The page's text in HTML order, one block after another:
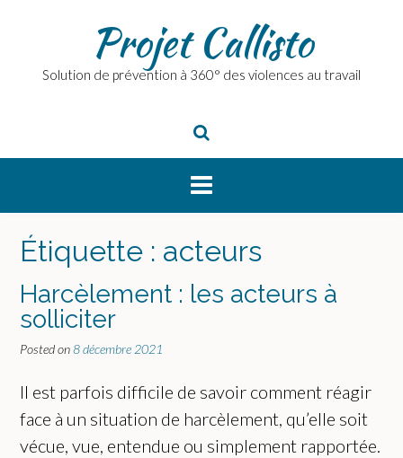
Projet Callisto
Solution de prévention à 360° des violences au travail
Étiquette : acteurs
Harcèlement : les acteurs à
solliciter
Posted on8 décembre 2021
Il est parfois difficile de savoir comment réagir
face à un situation de harcèlement, qu’elle soit
vécue, vue, entendue ou simplement rapportée.